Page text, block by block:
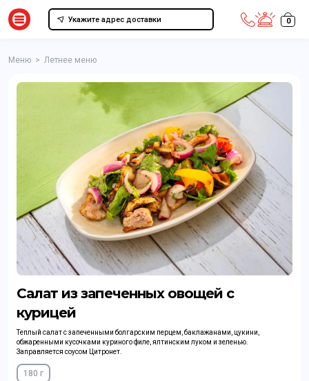
Укажите адрес доставки 0
Меню > Летнее меню
Салат из запеченных овощей с
курицей
Теплый салат с запеченными болгарским перцем, баклажанами, цукини,
обжаренными кусочками куриного филе, ялтинским луком и зеленью.
Заправляется соусом Цитронет.
180 г